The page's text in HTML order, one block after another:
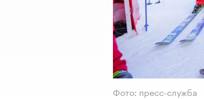
Фото: пресс-служба